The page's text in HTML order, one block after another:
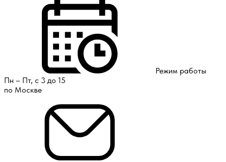
Режим работы
Пн – Пт, с 3 до 15
по Москве